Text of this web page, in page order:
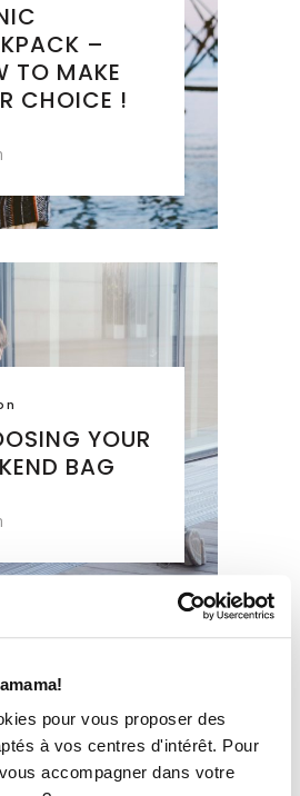
pour vous proposer des
à vos centres d'intérêt. Pour
accompagner dans votre
–
TO MAKE
CHOICE !
YOUR
BAG